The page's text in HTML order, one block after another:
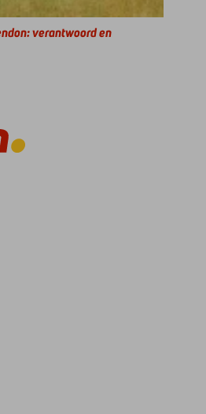
verantwoord en